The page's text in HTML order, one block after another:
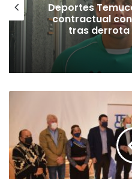
Deportes
contractual
tras derrota
l
d